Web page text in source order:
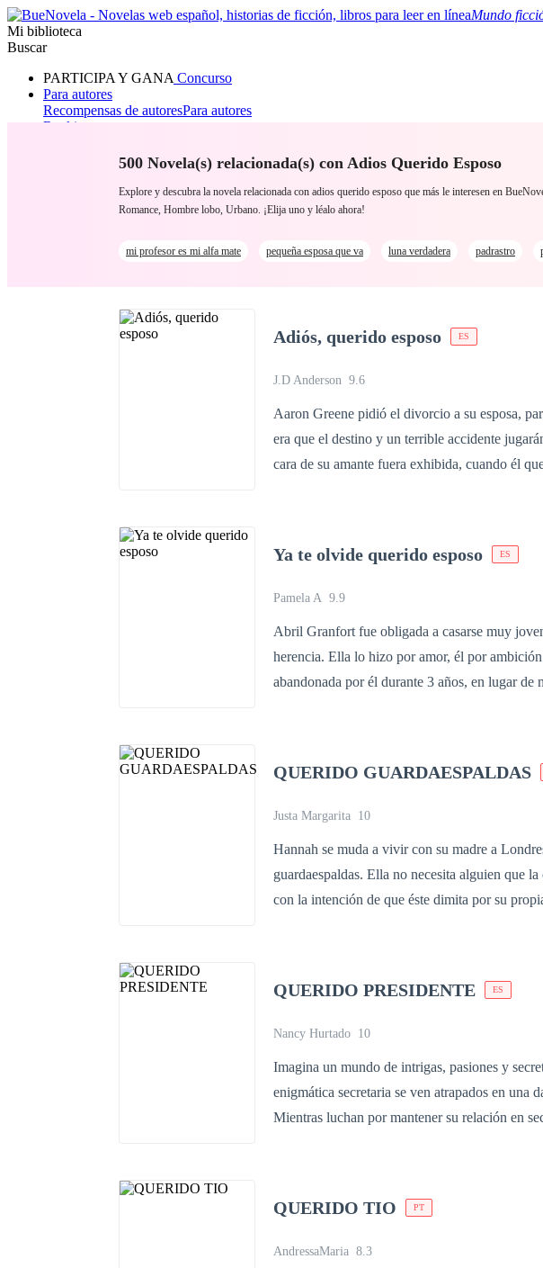
Mundo
Mi biblioteca
Buscar
PARTICIPA Y GANA Concurso
Para autores
Recompensas de autoresPara autores
Ranking
RomanceHombre loboMafiaSistemaFantasíaUrbanoLGBTQ+YA/TEEN
500 Novela(s) relacionada(s) con Adios Querido Esposo
Explore y descubra la novela relacionada con adios querido esposo que más le interesen en
Romance, Hombre lobo, Urbano. ¡Elija uno y léalo ahora!
mi profesor es mi alfa mate pequeña esposa que va luna verdadera padrastro
Adiós, querido esposo ES
J.D Anderson 9.6
Aaron Greene pidió el divorcio a su esposa,
era que el destino y un terrible accidente
cara de su amante fuera exhibida, cuando él
tiempo ya le dijo adiós, querido esposo.
siempre?
Ya te olvide querido esposo ES
Pamela A 9.9
Abril Granfort fue obligada a casarse muy
herencia. Ella lo hizo por amor, él por ambición. El problema radica en que, luego de ser
abandonada por él durante 3 años, en lugar de
como años atrás?
QUERIDO GUARDAESPALDAS
Justa Margarita 10
Hannah se muda a vivir con su madre a
guardaespaldas. Ella no necesita alguien que
con la intención de que éste dimita por su
QUERIDO PRESIDENTE ES
Nancy Hurtado 10
Imagina un mundo de intrigas, pasiones y
enigmática secretaria se ven atrapados en una
Mientras luchan por mantener su relación en
QUERIDO TIO PT
AndressaMaria 8.3